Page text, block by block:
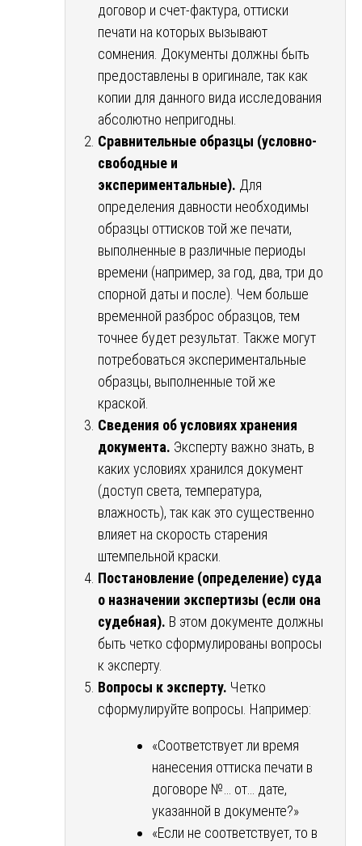
договор и счет-фактура, оттиски
печати на которых вызывают
сомнения. Документы должны быть
предоставлены в оригинале, так как
копии для данного вида исследования
абсолютно непригодны.
Сравнительные образцы (условно-
свободные и
экспериментальные). Для
определения давности необходимы
образцы оттисков той же печати,
выполненные в различные периоды
времени (например, за год, два, три до
спорной даты и после). Чем больше
временной разброс образцов, тем
точнее будет результат. Также могут
потребоваться экспериментальные
образцы, выполненные той же
краской.
Сведения об условиях хранения
документа. Эксперту важно знать, в
каких условиях хранился документ
(доступ света, температура,
влажность), так как это существенно
влияет на скорость старения
штемпельной краски.
Постановление (определение) суда
о назначении экспертизы (если она
судебная). В этом документе должны
быть четко сформулированы вопросы
к эксперту.
Вопросы к эксперту. Четко
сформулируйте вопросы. Например:
«Соответствует ли время
нанесения оттиска печати в
договоре №… от… дате,
указанной в документе?»
«Если не соответствует, то в